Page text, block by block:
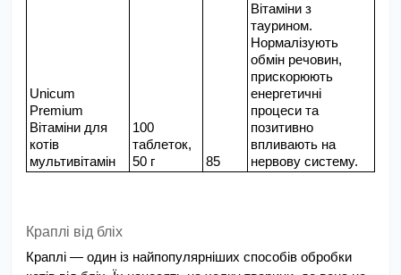
Unicum
Premium
Вітаміни для
котів
мультивітамін
100
таблеток,
50 г
85
Вітаміни з
таурином.
Нормалізують
обмін речовин,
прискорюють
енергетичні
процеси та
позитивно
впливають на
нервову систему.
Краплі від бліх
Краплі — один із найпопулярніших способів обробки